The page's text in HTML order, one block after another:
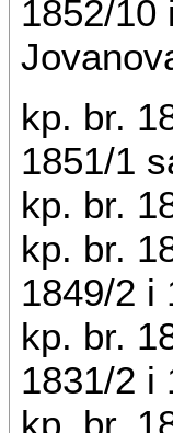
1852/10
kp. br.
1851/1
kp. br.
kp. br.
1849/2 i
kp. br.
1831/2 i
kp. br.